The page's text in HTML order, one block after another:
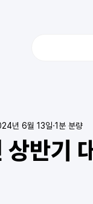
반기
년 6월 13일 1분 분량